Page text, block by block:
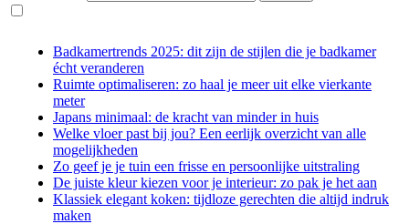
Badkamertrends 2025: dit zijn de stijlen die je badkamer
écht veranderen
Ruimte optimaliseren: zo haal je meer uit elke vierkante
meter
Japans minimaal: de kracht van minder in huis
Welke vloer past bij jou? Een eerlijk overzicht van alle
mogelijkheden
Zo geef je je tuin een frisse en persoonlijke uitstraling
De juiste kleur kiezen voor je interieur: zo pak je het aan
Klassiek elegant koken: tijdloze gerechten die altijd indruk
maken